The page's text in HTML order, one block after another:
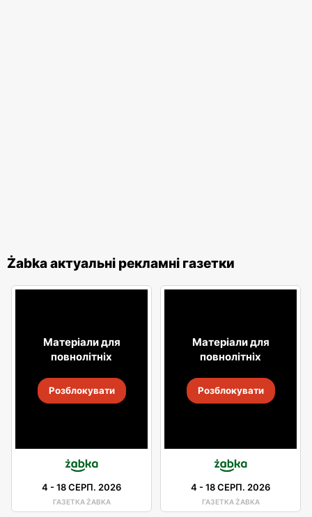
Żabka актуальні рекламні газетки
Матеріали для
повнолітніх
Розблокувати
4 -18 СЕРП. 2026
ГАЗЕТКА ŻABKA
Матеріали для
повнолітніх
Розблокувати
4 -18 СЕРП. 2026
ГАЗЕТКА ŻABKA